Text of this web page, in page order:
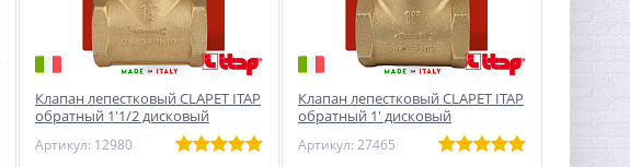
Клапан лепестковый CLAPET ITAP
обратный 1'1/2 дисковый
Артикул: 12980
Клапан лепестковый CLAPET ITAP
обратный 1' дисковый
Артикул: 27465